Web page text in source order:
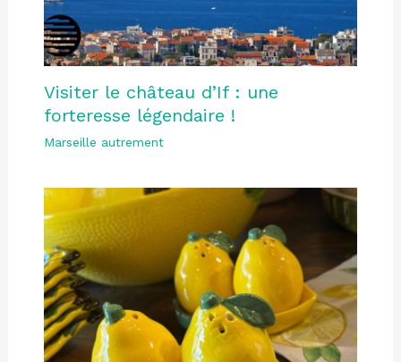
Visiter le château d’If : une
forteresse légendaire !
Marseille autrement